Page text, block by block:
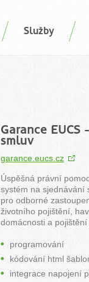
Garance
smluv
garance.eucs.cz
Úspěšná právní
systém na sjednávání
pro odborné
životního pojištění,
domácnosti a pojištění
programování
kódování html
integrace napojení
Služby